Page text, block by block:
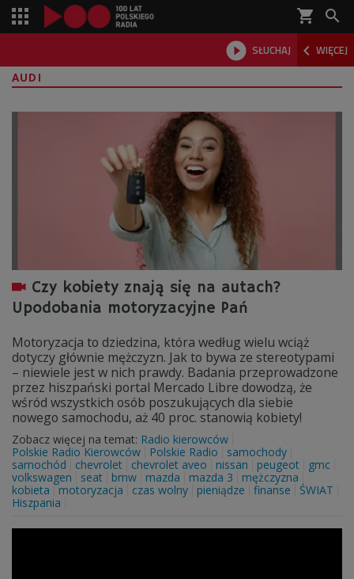
shopping_cart 
 SŁUCHAJ  WIĘCEJ

AUDI
Czy kobiety znają się na autach?
Upodobania motoryzacyjne Pań
Motoryzacja to dziedzina, która według wielu wciąż
dotyczy głównie mężczyzn. Jak to bywa ze stereotypami
– niewiele jest w nich prawdy. Badania przeprowadzone
przez hiszpański portal Mercado Libre dowodzą, że
wśród wszystkich osób poszukujących dla siebie
nowego samochodu, aż 40 proc. stanowią kobiety!
Zobacz więcej na temat: Radio kierowców
Polskie Radio Kierowców
Polskie Radio
samochody
samochód
chevrolet chevrolet aveo nissan peugeot
gmc
volkswagen
seat bmw mazda mazda 3
mężczyzna
kobieta
motoryzacja czas wolny pieniądze finanse
ŚWIAT
Hiszpania